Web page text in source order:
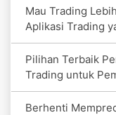
Mau Trading
Aplikasi Trading
Pilihan Terbaik
Trading untuk
Berhenti